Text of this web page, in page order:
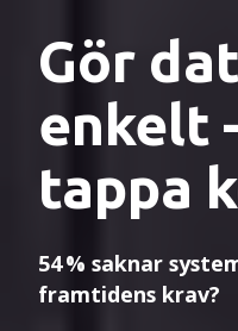
Gör
enkelt
tappa
54 % saknar
framtidens krav?